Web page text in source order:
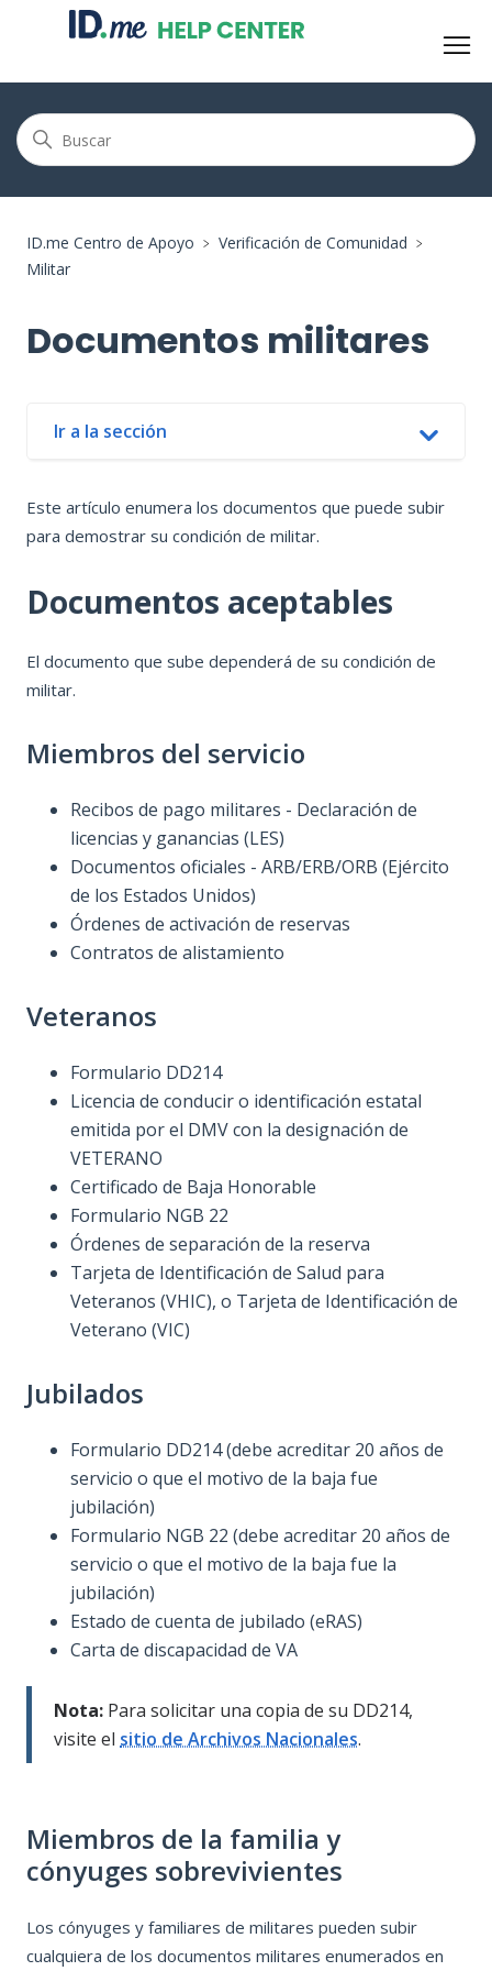
ID.me Centro de Apoyo
Verificación de Comunidad
Militar
Documentos militares
Ir a la sección
Documentos aceptables
Este artículo enumera los documentos que puede subir
para demostrar su condición de militar.
Documentos aceptables
El documento que sube dependerá de su condición de
militar.
Miembros del servicio
Recibos de pago militares - Declaración de
licencias y ganancias (LES)
Documentos oficiales - ARB/ERB/ORB (Ejército
de los Estados Unidos)
Órdenes de activación de reservas
Contratos de alistamiento
Veteranos
Formulario DD214
Licencia de conducir o identificación estatal
emitida por el DMV con la designación de
VETERANO
Certificado de Baja Honorable
Formulario NGB 22
Órdenes de separación de la reserva
Tarjeta de Identificación de Salud para
Veteranos (VHIC), o Tarjeta de Identificación de
Veterano (VIC)
Jubilados
Formulario DD214 (debe acreditar 20 años de
servicio o que el motivo de la baja fue
jubilación)
Formulario NGB 22 (debe acreditar 20 años de
servicio o que el motivo de la baja fue la
jubilación)
Estado de cuenta de jubilado (eRAS)
Carta de discapacidad de VA
Nota: Para solicitar una copia de su DD214,
visite el sitio de Archivos Nacionales.
Miembros de la familia y
cónyuges sobrevivientes
Los cónyuges y familiares de militares pueden subir
cualquiera de los documentos militares enumerados en